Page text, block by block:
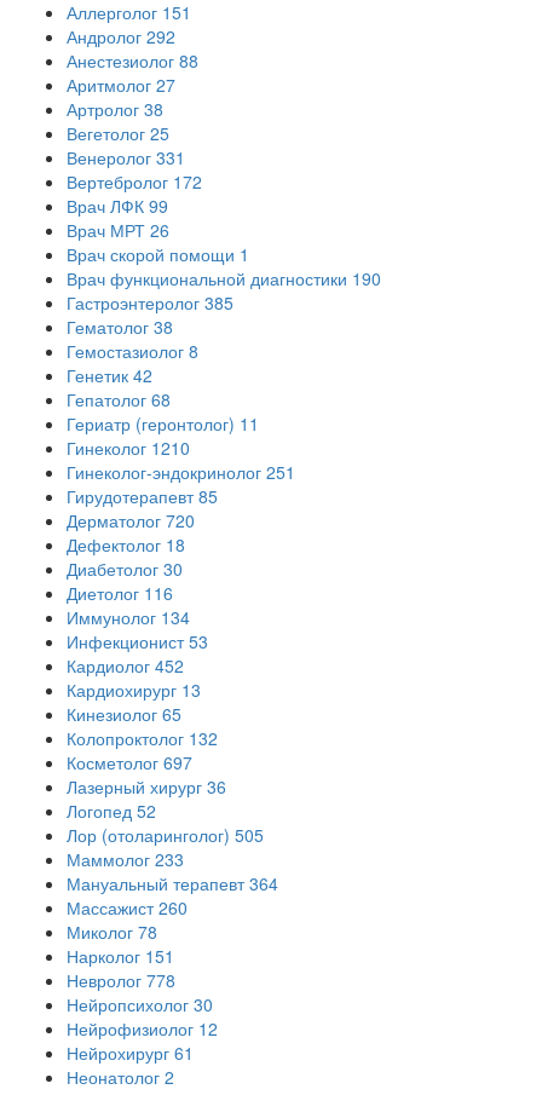
Аллерголог 151
Андролог 292
Анестезиолог 88
Аритмолог 27
Артролог 38
Вегетолог 25
Венеролог 331
Вертебролог 172
Врач ЛФК 99
Врач МРТ 26
Врач скорой помощи 1
Врач функциональной диагностики 190
Гастроэнтеролог 385
Гематолог 38
Гемостазиолог 8
Генетик 42
Гепатолог 68
Гериатр (геронтолог) 11
Гинеколог 1210
Гинеколог-эндокринолог 251
Гирудотерапевт 85
Дерматолог 720
Дефектолог 18
Диабетолог 30
Диетолог 116
Иммунолог 134
Инфекционист 53
Кардиолог 452
Кардиохирург 13
Кинезиолог 65
Колопроктолог 132
Косметолог 697
Лазерный хирург 36
Логопед 52
Лор (отоларинголог) 505
Маммолог 233
Мануальный терапевт 364
Массажист 260
Миколог 78
Нарколог 151
Невролог 778
Нейропсихолог 30
Нейрофизиолог 12
Нейрохирург 61
Неонатолог 2